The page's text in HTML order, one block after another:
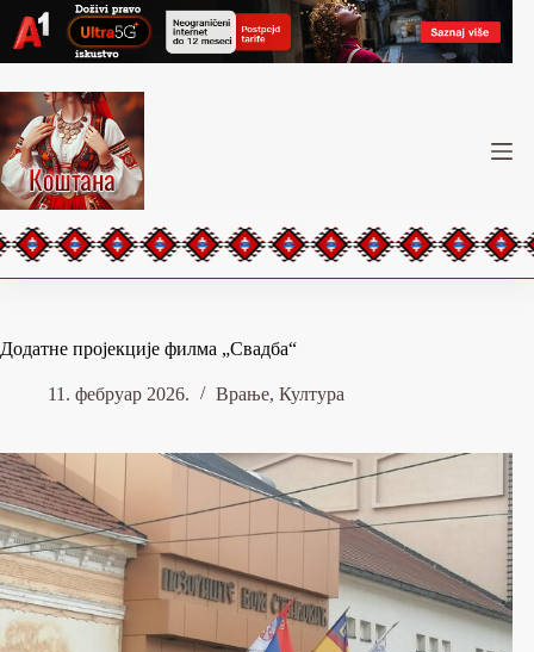
content
Додатне пројекције филма „Свадба“
11. фебруар 2026. Врање, Култура